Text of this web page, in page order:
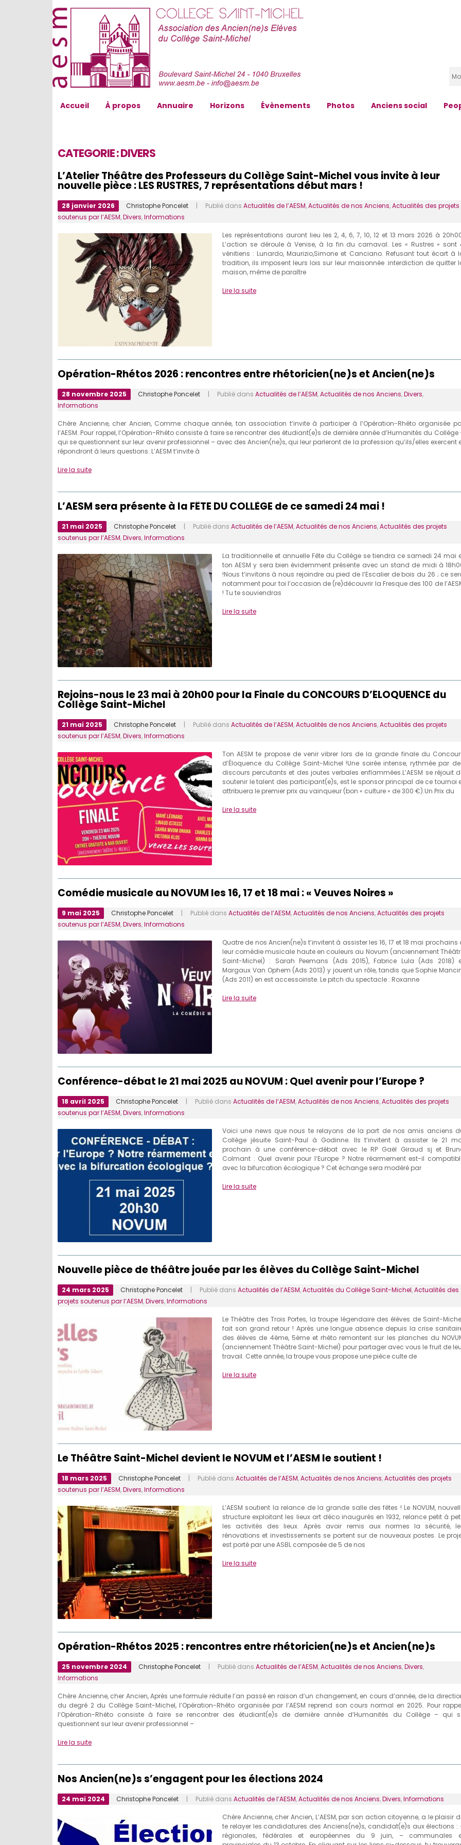
Accueil À propos Annuaire Horizons Évènements Photos Anciens social
CATEGORIE :DIVERS
L’Atelier Théâtre des Professeurs du Collège Saint-Michel vous invite à leur
nouvelle pièce : LES RUSTRES, 7 représentations début mars !
28 janvier 2026 Christophe Poncelet | Publié dans Actualités de l’AESM,Actualités de nos Anciens,Actualités des projets
soutenus par l’AESM,Divers,Informations
Les représentations auront lieu les 2, 4, 6, 7, 10, 12 et 13 mars 2026 à
L’action se déroule à Venise, à la fin du carnaval. Les « Rustres » sont
vénitiens : Lunardo, Maurizio,Simone et Canciano. Refusant tout écart à
tradition, ils imposent leurs lois sur leur maisonnée :interdiction de quitter
maison, même de paraître
Lire la suite
Opération-Rhétos 2026 : rencontres entre rhétoricien(ne)s et Ancien(ne)s
28 novembre 2025 Christophe Poncelet | Publié dans Actualités de l’AESM,Actualités de nos Anciens,Divers,
Informations
Chère Ancienne, cher Ancien, Comme chaque année, ton association t’invite à participer à l’Opération-Rhéto organisée
l’AESM. Pour rappel, l’Opération-Rhéto consiste à faire se rencontrer des étudiant(e)s de dernière année d’Humanités du Collège
qui se questionnent sur leur avenir professionnel – avec des Ancien(ne)s, qui leur parleront de la profession qu’ils/elles exercent
répondront à leurs questions. L’AESM t’invite à
Lire la suite
L’AESM sera présente à la FÊTE DU COLLÈGE de ce samedi 24 mai !
21 mai 2025 Christophe Poncelet | Publié dans Actualités de l’AESM,Actualités de nos Anciens,Actualités des projets
soutenus par l’AESM,Divers,Informations
La traditionnelle et annuelle Fête du Collège se tiendra ce samedi 24 mai
ton AESM y sera bien évidemment présente avec un stand de midi à
!Nous t’invitons à nous rejoindre au pied de l’Escalier de bois du 26 ; ce
notamment pour toi l’occasion de (re)découvrir la Fresque des 100 de
! Tu te souviendras
Lire la suite
Rejoins-nous le 23 mai à 20h00 pour la Finale du CONCOURS D’ÉLOQUENCE du
Collège Saint-Michel
21 mai 2025 Christophe Poncelet | Publié dans Actualités de l’AESM,Actualités de nos Anciens,Actualités des projets
soutenus par l’AESM,Divers,Informations
Ton AESM te propose de venir vibrer lors de la grande finale du
d’Éloquence du Collège Saint-Michel !Une soirée intense, rythmée par
discours percutants et des joutes verbales enflammées.L’AESM se réjouit
soutenir le talent des participant(e)s, est le sponsor principal de ce tournoi
attribuera le premier prix au vainqueur (bon « culture » de 300 €).Un Prix du
Lire la suite
Comédie musicale au NOVUM les 16, 17 et 18 mai : « Veuves Noires »
9 mai 2025 Christophe Poncelet | Publié dans Actualités de l’AESM,Actualités de nos Anciens,Actualités des projets
soutenus par l’AESM,Divers,Informations
Quatre de nos Ancien(ne)s t’invitent à assister les 16, 17 et 18 mai prochains
leur comédie musicale haute en couleurs au Novum (anciennement
Saint-Michel) : Sarah Peemans (Ads 2015), Fabrice Lula (Ads 2018)
Margaux Van Ophem (Ads 2013) y jouent un rôle, tandis que Sophie
(Ads 2011) en est accessoiriste. Le pitch du spectacle : Roxanne
Lire la suite
Conférence-débat le 21 mai 2025 au NOVUM : Quel avenir pour l’Europe ?
18 avril 2025 Christophe Poncelet | Publié dans Actualités de l’AESM,Actualités de nos Anciens,Actualités des projets
soutenus par l’AESM,Divers,Informations
Voici une news que nous te relayons de la part de nos amis anciens
Collège jésuite Saint-Paul à Godinne. Ils t’invitent à assister le 21
prochain à une conférence-débat avec le RP Gaël Giraud sj et
Colmant : Quel avenir pour l’Europe ? Notre réarmement est-il
avec la bifurcation écologique ? Cet échange sera modéré par
Lire la suite
Nouvelle pièce de théâtre jouée par les élèves du Collège Saint-Michel
24 mars 2025 Christophe Poncelet | Publié dans Actualités de l’AESM,Actualités du Collège Saint-Michel,Actualités des
projets soutenus par l’AESM,Divers,Informations
Le Théâtre des Trois Portes, la troupe légendaire des élèves de Saint-
fait son grand retour ! Après une longue absence depuis la crise
des élèves de 4ème, 5ème et rhéto remontent sur les planches du
(anciennement Théâtre Saint-Michel) pour partager avec vous le fruit de
travail. Cette année, la troupe vous propose une pièce culte de
Lire la suite
Le Théâtre Saint-Michel devient le NOVUM et l’AESM le soutient !
18 mars 2025 Christophe Poncelet | Publié dans Actualités de l’AESM,Actualités de nos Anciens,Actualités des projets
soutenus par l’AESM,Divers,Informations
L’AESM soutient la relance de la grande salle des fêtes ! Le NOVUM,
structure exploitant les lieux art déco inaugurés en 1932, relance petit à
les activités des lieux. Après avoir remis aux normes la sécurité,
rénovations et investissements se portent sur de nouveaux postes. Le
est porté par une ASBL composée de 5 de nos
Lire la suite
Opération-Rhétos 2025 : rencontres entre rhétoricien(ne)s et Ancien(ne)s
25 novembre 2024 Christophe Poncelet | Publié dans Actualités de l’AESM,Actualités de nos Anciens,Divers,
Informations
Chère Ancienne, cher Ancien, Après une formule réduite l’an passé en raison d’un changement, en cours d’année, de la
du degré 2 du Collège Saint-Michel, l’Opération-Rhéto organisée par l’AESM reprend son cours normal en 2025. Pour
l’Opération-Rhéto consiste à faire se rencontrer des étudiant(e)s de dernière année d’Humanités du Collège – qui
questionnent sur leur avenir professionnel –
Lire la suite
Nos Ancien(ne)s s’engagent pour les élections 2024
24 mai 2024 Christophe Poncelet | Publié dans Actualités de l’AESM,Actualités de nos Anciens,Divers,Informations
Chère Ancienne, cher Ancien, L’AESM, par son action citoyenne, a le plaisir
te relayer les candidatures des Anciens(ne)s, candidat(e)s aux élections :
régionales, fédérales et européennes du 9 juin, – communales